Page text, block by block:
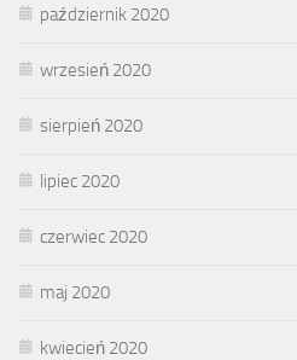
październik 2020
wrzesień 2020
sierpień 2020
lipiec 2020
czerwiec 2020
maj 2020
kwiecień 2020